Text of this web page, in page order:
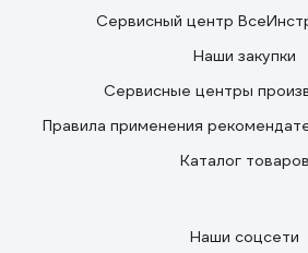
Сервисный центр
Наши закупки
Сервисные центры
Правила применения
Каталог товаров
Наши соцсети